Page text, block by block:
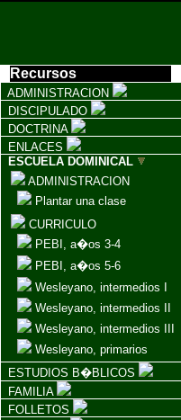
Recursos
ADMINISTRACION
DISCIPULADO
DOCTRINA
ENLACES
ESCUELA DOMINICAL
ADMINISTRACION
Plantar una clase
CURRICULO
PEBI, a�os 3-4
PEBI, a�os 5-6
Wesleyano, intermedios I
Wesleyano, intermedios II
Wesleyano, intermedios III
Wesleyano, primarios
ESTUDIOS B�BLICOS
FAMILIA
FOLLETOS